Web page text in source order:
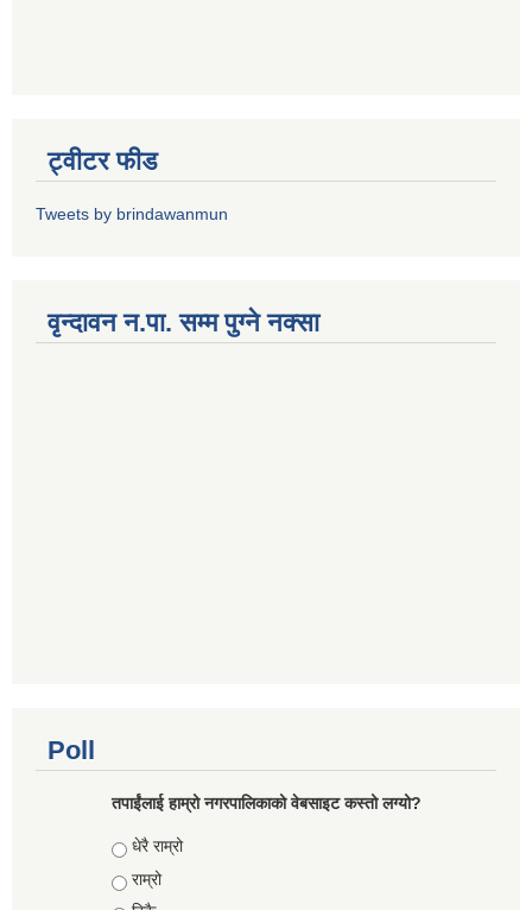
ट्वीटर फीड
Tweets by brindawanmun
वृन्दावन न.पा. सम्म पुग्ने नक्सा
Poll
तपाईंलाई हाम्रो नगरपालिकाको वेबसाइट कस्तो लग्यो?
Choices
धेरै राम्रो
राम्रो